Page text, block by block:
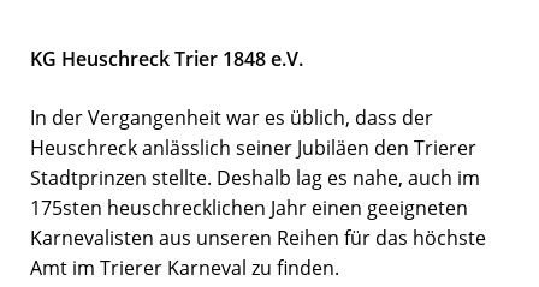
KG Heuschreck Trier 1848 e.V.
In der Vergangenheit war es üblich, dass der
Heuschreck anlässlich seiner Jubiläen den Trierer
Stadtprinzen stellte. Deshalb lag es nahe, auch im
175sten heuschrecklichen Jahr einen geeigneten
Karnevalisten aus unseren Reihen für das höchste
Amt im Trierer Karneval zu finden.